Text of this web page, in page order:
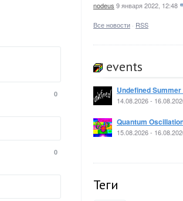
nodeus 9 января 2022, 12:48
Все новости · RSS
events
Undefined Summer
14.08.2026 -
Quantum
15.08.2026 -
Теги
0
0